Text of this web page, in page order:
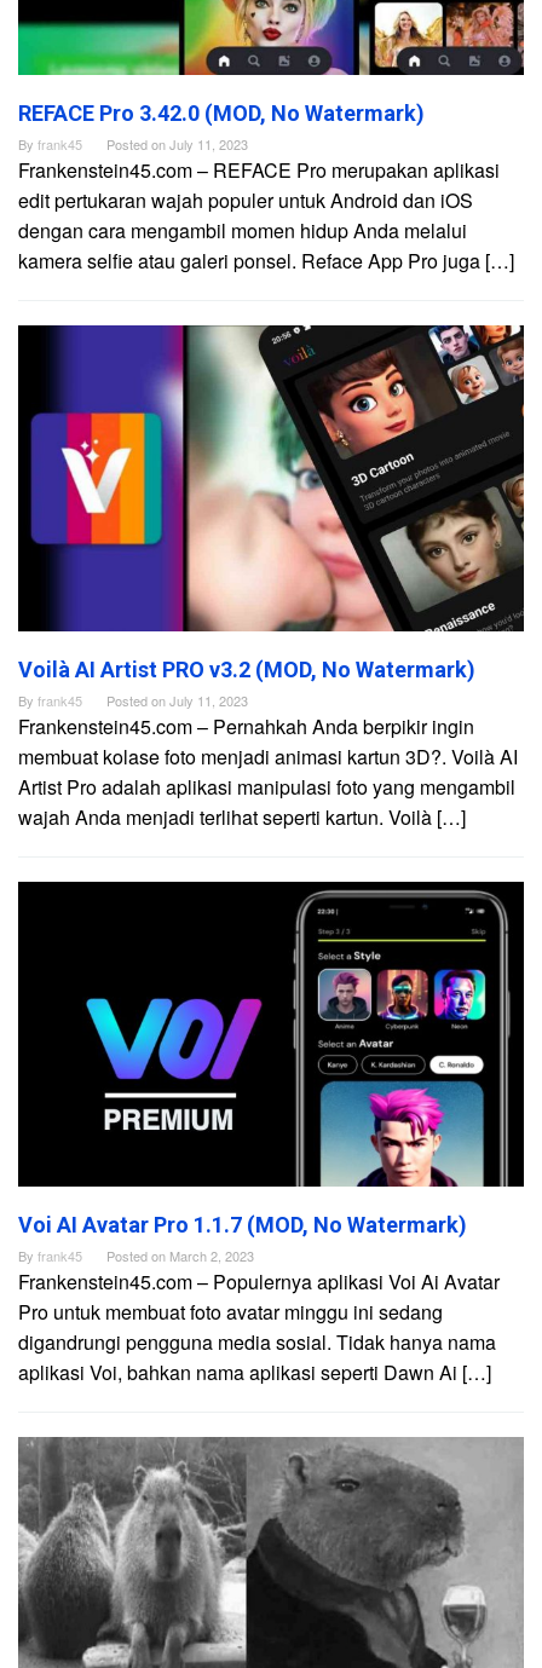
REFACE Pro 3.42.0 (MOD, No Watermark)
By frank45 Posted onJuly 11, 2023
Frankenstein45.com – REFACE Pro merupakan aplikasi
edit pertukaran wajah populer untuk Android dan iOS
dengan cara mengambil momen hidup Anda melalui
kamera selfie atau galeri ponsel. Reface App Pro juga […]
Voilà AI Artist PRO v3.2 (MOD, No Watermark)
By frank45 Posted onJuly 11, 2023
Frankenstein45.com – Pernahkah Anda berpikir ingin
membuat kolase foto menjadi animasi kartun 3D?. Voilà AI
Artist Pro adalah aplikasi manipulasi foto yang mengambil
wajah Anda menjadi terlihat seperti kartun. Voilà […]
Voi AI Avatar Pro 1.1.7 (MOD, No Watermark)
By frank45 Posted on March 2, 2023
Frankenstein45.com – Populernya aplikasi Voi Ai Avatar
Pro untuk membuat foto avatar minggu ini sedang
digandrungi pengguna media sosial. Tidak hanya nama
aplikasi Voi, bahkan nama aplikasi seperti Dawn Ai […]